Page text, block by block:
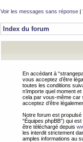
Voir les messages sans réponse |
Index du forum
En accédant à
vous acceptez d’être
toutes les conditions
n’importe quel moment
cela par vous-même car
acceptez d’être
Notre forum est propulsé
“Équipes phpBB”) qui
être téléchargé depuis
les interdit strictement
amples informations au